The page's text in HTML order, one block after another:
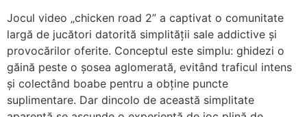
Jocul video „chicken road 2” a captivat o comunitate
largă de jucători datorită simplității sale addictive și
provocărilor oferite. Conceptul este simplu: ghidezi o
găină peste o șosea aglomerată, evitând traficul intens
și colectând boabe pentru a obține puncte
suplimentare. Dar dincolo de această simplitate